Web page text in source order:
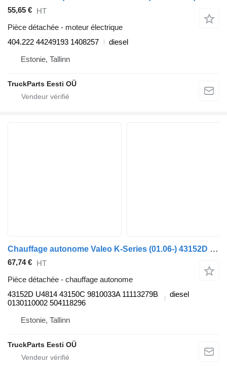
55,65 € HT
Pièce détachée - moteur électrique
404.222 44249193 1408257
diesel
Estonie, Tallinn
TruckParts Eesti OÜ
Chauffage autonome Valeo K-Series (01.06-) 43152D pour Scania K,N,F-series bus (2006-)
67,74 € HT
Pièce détachée - chauffage autonome
43152D U4814 43150C 9810033A 11113279B
0130110002 504118296
diesel
Estonie, Tallinn
TruckParts Eesti OÜ